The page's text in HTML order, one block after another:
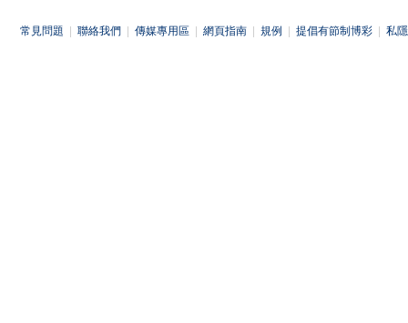
常見問題 聯絡我們 傳媒專用區 網頁指南 規例 提倡有節制博彩 私